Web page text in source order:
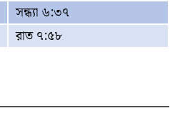
সন্ধ্যা ৬:৩৭
রাত ৭:৫৮